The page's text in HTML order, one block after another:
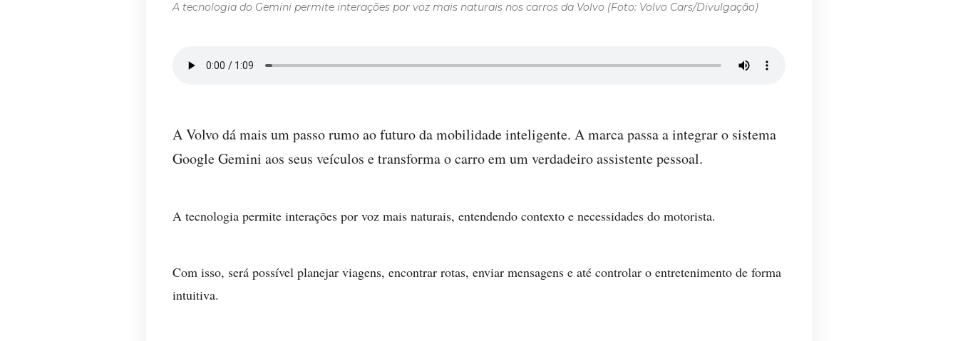
A tecnologia do Gemini permite interações por voz mais naturais nos carros da Volvo (Foto: Volvo Cars/Divulgação)
A Volvo dá mais um passo rumo ao futuro da mobilidade inteligente. A marca passa a integrar o sistema
Google Gemini aos seus veículos e transforma o carro em um verdadeiro assistente pessoal.
A tecnologia permite interações por voz mais naturais, entendendo contexto e necessidades do motorista.
Com isso, será possível planejar viagens, encontrar rotas, enviar mensagens e até controlar o entretenimento de forma
intuitiva.